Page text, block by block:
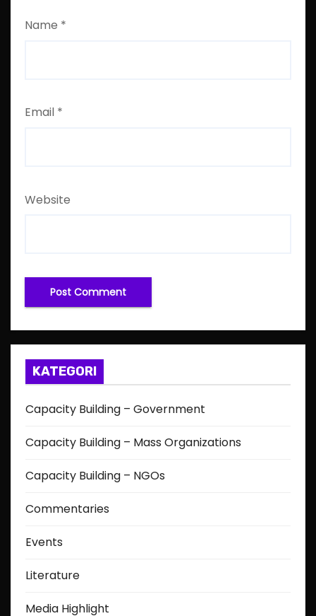
Name *
Email *
Website
KATEGORI
Capacity Building – Government
Capacity Building – Mass Organizations
Capacity Building – NGOs
Commentaries
Events
Literature
Media Highlight